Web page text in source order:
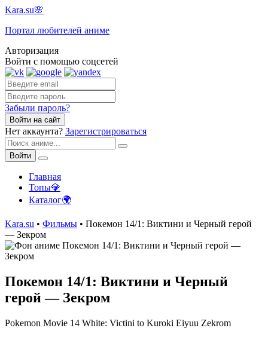
Kara.su🌸
Портал любителей аниме
Авторизация
Войти с помощью соцсетей
Забыли пароль?
Войти на сайт
Нет аккаунта? Зарегистрироваться
Войти
Главная
Топы💎
Каталог🌍
Kara.su • Фильмы • Покемон 14/1: Виктини и Черный герой
— Зекром
Покемон 14/1: Виктини и Черный
герой — Зекром
Pokemon Movie 14 White: Victini to Kuroki Eiyuu Zekrom